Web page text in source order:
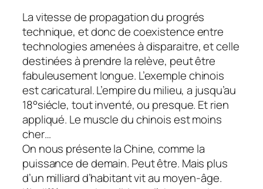
La vitesse de propagation du progrés
technique, et donc de coexistence entre
technologies amenées à disparaitre, et celle
destinées à prendre la relève, peut être
fabuleusement longue. L’exemple chinois
est caricatural. L’empire du milieu, a jusqu’au
18°siécle, tout inventé, ou presque. Et rien
appliqué. Le muscle du chinois est moins
cher…
On nous présente la Chine, comme la
puissance de demain. Peut être. Mais plus
d’un milliard d’habitant vit au moyen-âge.